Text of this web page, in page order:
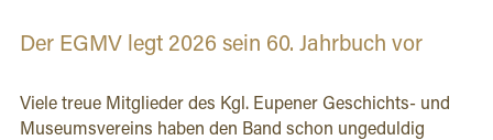
Der EGMV legt 2026 sein 60. Jahrbuch vor
Viele treue Mitglieder des Kgl. Eupener Geschichts- und
Museumsvereins haben den Band schon ungeduldig